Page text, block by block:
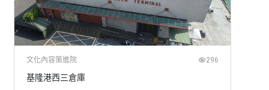
文化內容策進院 296
基隆港西三倉庫